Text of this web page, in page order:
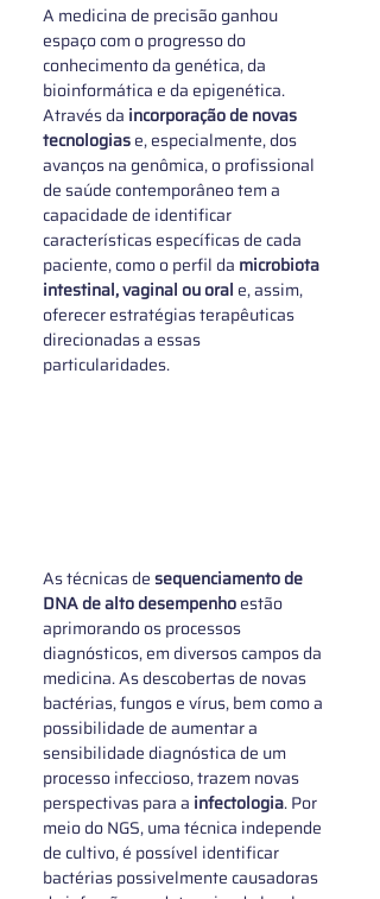
A medicina de precisão ganhou
espaço com o progresso do
conhecimento da genética, da
bioinformática e da epigenética.
Através da incorporação de novas
tecnologias e, especialmente, dos
avanços na genômica, o profissional
de saúde contemporâneo tem a
capacidade de identificar
características específicas de cada
paciente, como o perfil da microbiota
intestinal, vaginal ou oral e, assim,
oferecer estratégias terapêuticas
direcionadas a essas
particularidades.
As técnicas de sequenciamento de
DNA de alto desempenho estão
aprimorando os processos
diagnósticos, em diversos campos da
medicina. As descobertas de novas
bactérias, fungos e vírus, bem como a
possibilidade de aumentar a
sensibilidade diagnóstica de um
processo infeccioso, trazem novas
perspectivas para a infectologia. Por
meio do NGS, uma técnica independe
de cultivo, é possível identificar
bactérias possivelmente causadoras